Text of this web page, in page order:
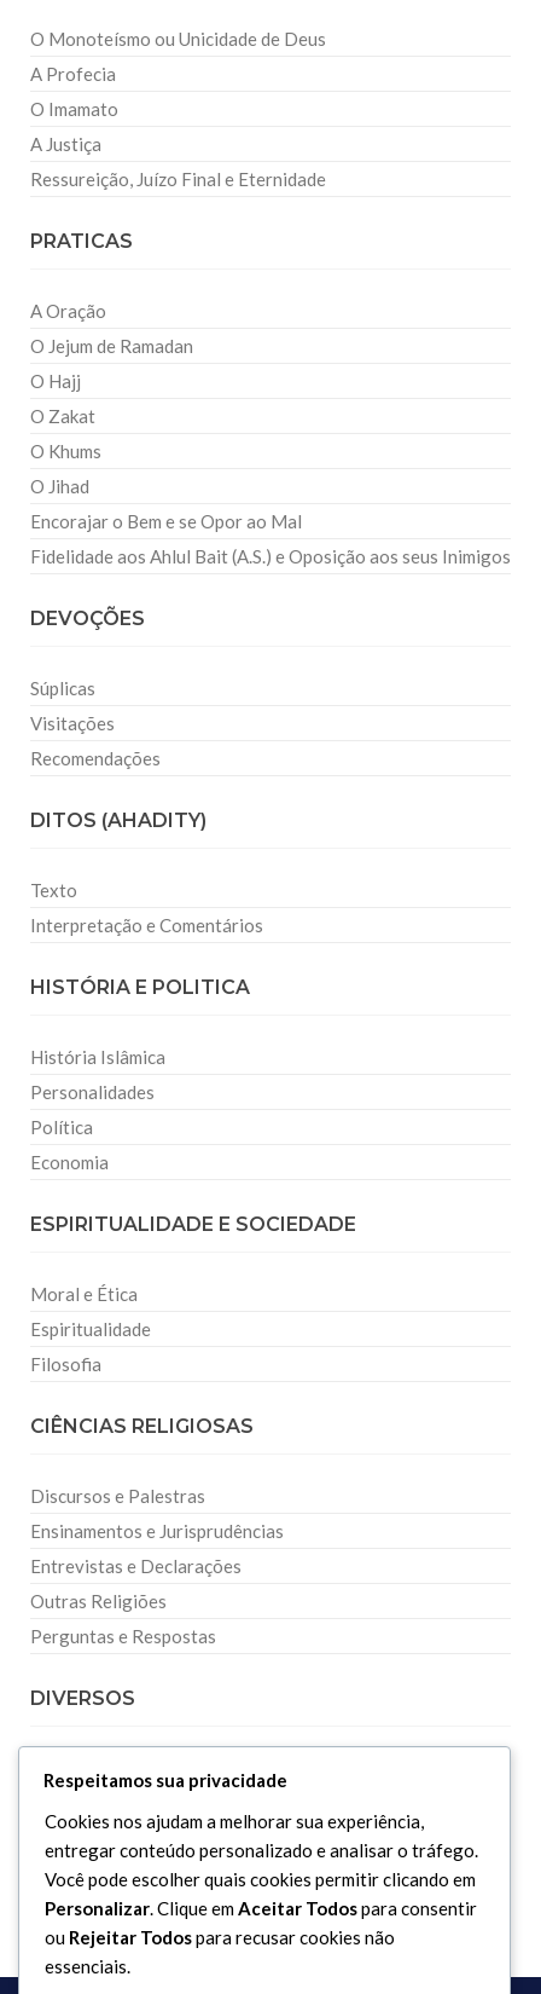
O Monoteísmo ou Unicidade de Deus
A Profecia
O Imamato
A Justiça
Ressureição, Juízo Final e Eternidade
PRATICAS
A Oração
O Jejum de Ramadan
O Hajj
O Zakat
O Khums
O Jihad
Encorajar o Bem e se Opor ao Mal
Fidelidade aos Ahlul Bait (A.S.) e Oposição aos seus Inimigos
DEVOÇÕES
Súplicas
Visitações
Recomendações
DITOS (AHADITY)
Texto
Interpretação e Comentários
HISTÓRIA E POLITICA
História Islâmica
Personalidades
Política
Economia
ESPIRITUALIDADE E SOCIEDADE
Moral e Ética
Espiritualidade
Filosofia
CIÊNCIAS RELIGIOSAS
Discursos e Palestras
Ensinamentos e Jurisprudências
Entrevistas e Declarações
Outras Religiões
Perguntas e Respostas
DIVERSOS
Respeitamos sua privacidade
Cookies nos ajudam a melhorar sua experiência,
entregar conteúdo personalizado e analisar o tráfego.
Você pode escolher quais cookies permitir clicando em
Personalizar. Clique emAceitar Todospara consentir
ou Rejeitar Todospara recusar cookies não
essenciais.